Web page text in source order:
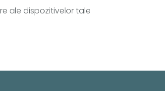
ale dispozitivelor tale